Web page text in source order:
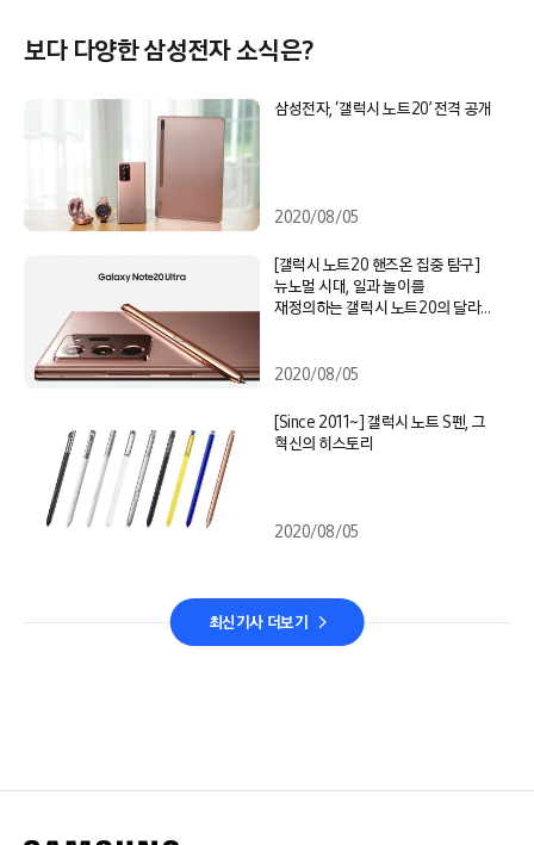
보다 다양한 삼성전자 소식은?
삼성전자, ‘갤럭시 노트20’ 전격 공개
2020/08/05
[갤럭시 노트20 핸즈온 집중 탐구]
뉴노멀 시대, 일과 놀이를
재정의하는 갤럭시 노트20의 달라진
2020/08/05
[Since 2011~] 갤럭시 노트 S펜, 그
혁신의 히스토리
2020/08/05
최신기사 더보기